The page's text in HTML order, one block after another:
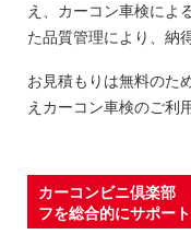
え、カーコン車検によ
た品質管理により、納
お見積もりは無料のた
えカーコン車検のご利
カーコンビニ倶楽部
フを総合的にサポート